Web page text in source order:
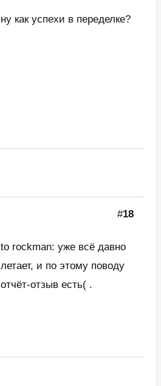
ну как успехи в переделке?
#18
to rockman: уже всё давно
летает, и по этому поводу
отчёт-отзыв есть( .